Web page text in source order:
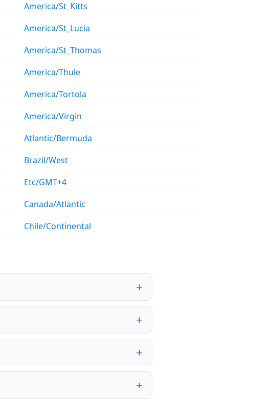
America/St_Kitts
America/St_Lucia
America/St_Thomas
America/Thule
America/Tortola
America/Virgin
Atlantic/Bermuda
Brazil/West
Etc/GMT+4
Canada/Atlantic
Chile/Continental